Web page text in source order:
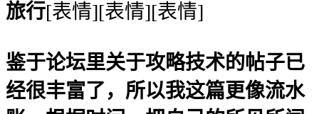
旅行[表情][表情][表情]
鉴于论坛里关于攻略技术的帖子已
经很丰富了，所以我这篇更像流水